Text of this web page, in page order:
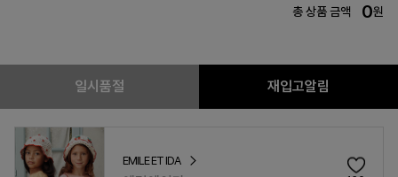
총 상품 금액 0원
일시품절 재입고알림
EMILE ET IDA